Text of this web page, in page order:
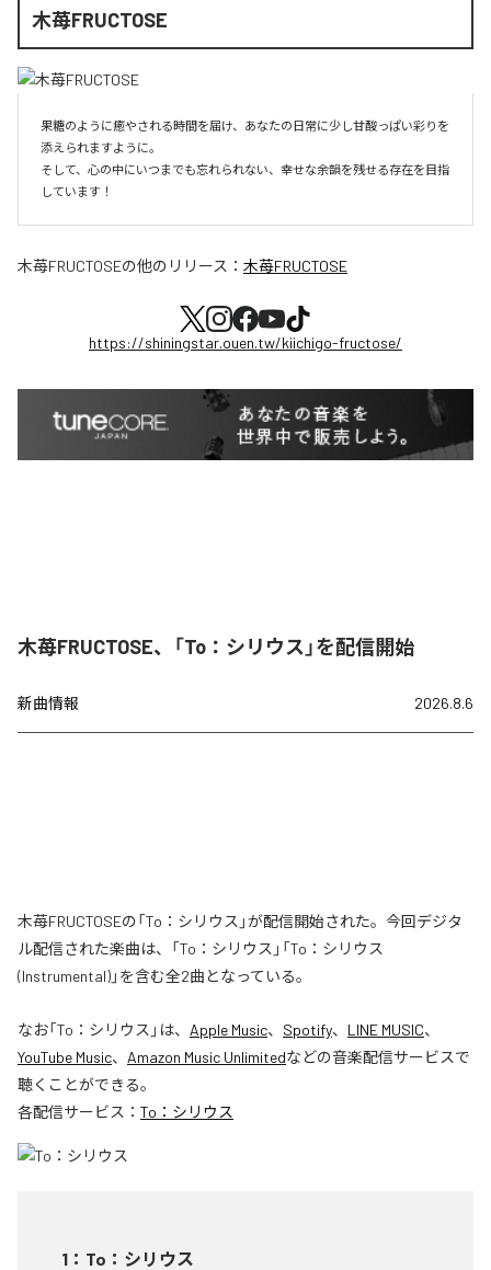
木苺FRUCTOSE
果糖のように癒やされる時間を届け、あなたの日常に少し甘酸っぱい彩りを
添えられますように。
そして、心の中にいつまでも忘れられない、幸せな余韻を残せる存在を目指
しています！
木苺FRUCTOSEの他のリリース： 木苺FRUCTOSE
https://shiningstar.ouen.tw/kiichigo-fructose/
木苺FRUCTOSE、「To：シリウス」を配信開始
新曲情報 2026.8.6
木苺FRUCTOSEの「To：シリウス」が配信開始された。今回デジタ
ル配信された楽曲は、「To：シリウス」「To：シリウス
(Instrumental)」を含む全2曲となっている。
なお「To：シリウス 」は、 Apple Music、 Spotify、 LINE MUSIC、
YouTube Music、 Amazon Music Unlimitedなどの音楽配信サービスで
聴くことができる。
各配信サービス： To：シリウス
1 ： To：シリウス